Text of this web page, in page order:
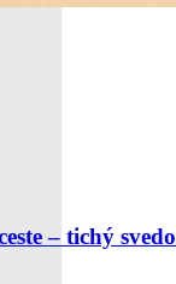
– tichý